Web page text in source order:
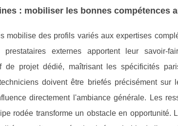
: mobiliser les bonnes compétences
mobilise des profils variés aux expertises
externes apportent leur savoir-
de projet dédié, maîtrisant les spécificités
doivent être briefés précisément
directement l'ambiance générale. Les
rodée transforme un obstacle en opportunité.